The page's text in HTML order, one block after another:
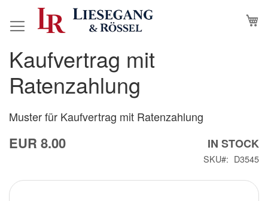
to
Kaufvertrag mit
Ratenzahlung
Muster für Kaufvertrag mit Ratenzahlung
EUR 8.00 IN STOCK
SKU D3545
Skip
to
the
end
of
images
Skip
to
the
beginning
of
images